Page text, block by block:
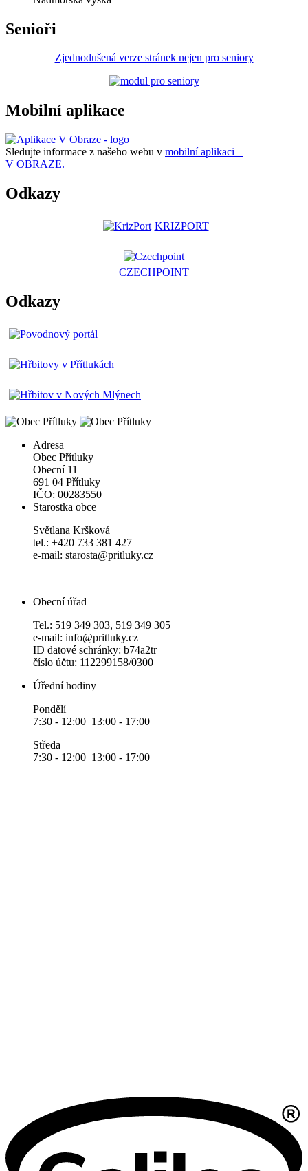
Senioři
Zjednodušená verze stránek nejen pro seniory
Mobilní aplikace
Sledujte informace z našeho webu v mobilní aplikaci –
V OBRAZE.
Odkazy
KRIZPORT
CZECHPOINT
Odkazy
Adresa
Obec Přítluky
Obecní 11
691 04 Přítluky
IČO: 00283550
Starostka obce
Světlana Kršková
tel.: +420 733 381 427
e-mail: starosta@pritluky.cz
Obecní úřad
Tel.: 519 349 303, 519 349 305
e-mail: info@pritluky.cz
ID datové schránky: b74a2tr
číslo účtu: 112299158/0300
Úřední hodiny
Pondělí
7:30 - 12:00 13:00 - 17:00
Středa
7:30 - 12:00 13:00 - 17:00